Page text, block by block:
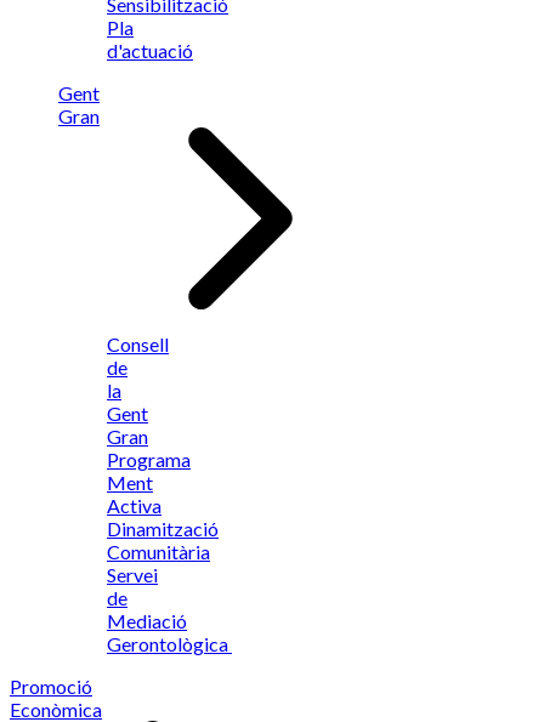
Pla
d'actuació
Gent
Gran
Consell
de
la
Gent
Gran
Programa
Ment
Activa
Dinamització
Comunitària
Servei
de
Mediació
Gerontològica
Promoció
Econòmica